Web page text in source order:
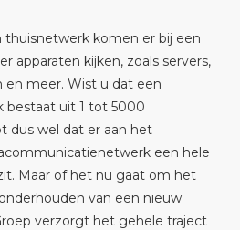
komen er bij een
apparaten kijken, zoals servers,
en meer. Wist u dat een
bestaat uit 1 tot 5000
dus wel dat er aan het
een hele
Maar of het nu gaat om het
van een nieuw
verzorgt het gehele traject